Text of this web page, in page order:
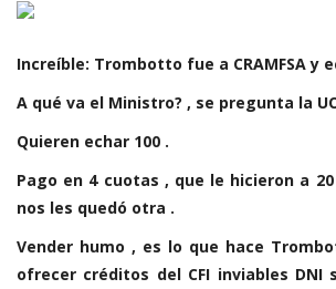
Increíble: Trombotto fue a CRAMFSA y
A qué va el Ministro? , se pregunta la
Quieren echar 100 .
Pago en 4 cuotas , que le hicieron a
nos les quedó otra .
Vender humo , es lo que hace
ofrecer créditos del CFI inviables DNI